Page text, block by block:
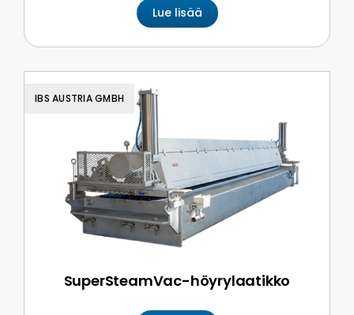
Lue lisää
SuperSteamVac-höyrylaatikko
IBS AUSTRIA GMBH